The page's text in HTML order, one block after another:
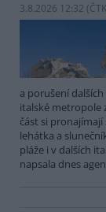
3.8.2026 12:32 (ČTK
a porušení
italské metropole
část si
lehátka a
pláže i v dalších
napsala dnes